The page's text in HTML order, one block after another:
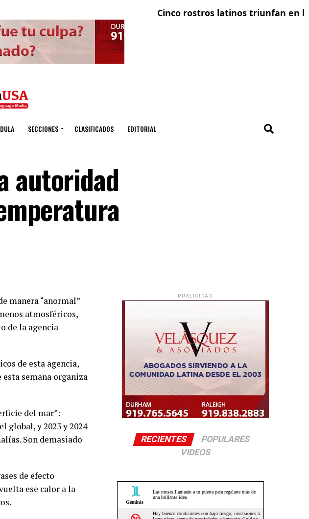
Cinco rostros latinos triunfan en laEl
SECCIONES CLASIFICADOS EDITORIAL
autoridad
manera “anormal”
atmosféricos,
de la agencia
de esta agencia,
semana organiza
del mar”:
global, y 2023 y 2024
Son demasiado
de efecto
ese calor a la
PUBLICIDAD
RECIENTES
POPULARES
VIDEOS